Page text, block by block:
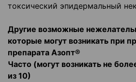
токсический эпидермальный
Другие возможные
которые могут возникать при
препарата Азопт®
Часто (могут возникать не
из 10)